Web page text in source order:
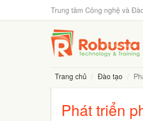
Trung tâm Công nghệ và
Trang chủ Đào tạo
Phát triển